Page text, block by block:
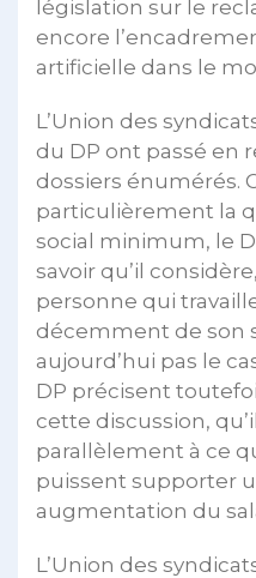
législation sur le
encore
artificielle dans le
L’Union des
du DP ont passé en
dossiers énumérés.
particulièrement la
social minimum, le
savoir qu’il
personne qui
décemment de son
aujourd’hui pas le
DP précisent
cette discussion,
parallèlement à ce
puissent supporter
augmentation du
L’Union des